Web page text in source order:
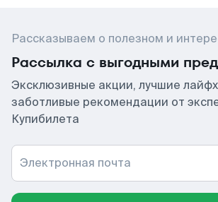
Рассказываем о полезном и
Рассылка с выгодными
Эксклюзивные акции, лучшие
заботливые рекомендации от
Купибилета
Электронная почта